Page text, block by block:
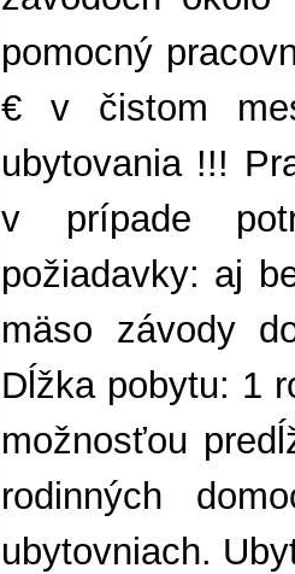
pomocný
€ v čistom
ubytovania !!!
v prípade
požiadavky: aj
mäso závody
Dĺžka pobytu: 1
možnosťou
rodinných
ubytovniach.